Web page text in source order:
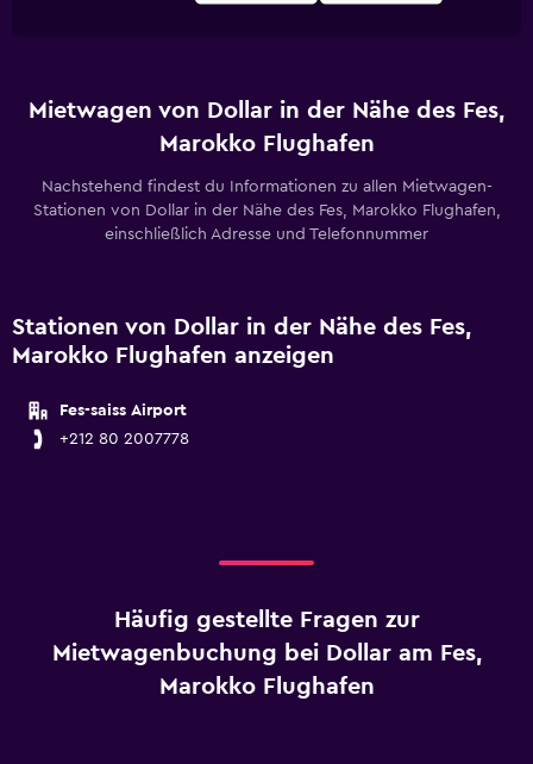
Mietwagen von Dollar in der Nähe des Fes,
Marokko Flughafen
Nachstehend findest du Informationen zu allen Mietwagen-
Stationen von Dollar in der Nähe des Fes, Marokko Flughafen,
einschließlich Adresse und Telefonnummer
Stationen von Dollar in der Nähe des Fes,
Marokko Flughafen anzeigen
Fes-saiss Airport
+212 80 2007778
Häufig gestellte Fragen zur
Mietwagenbuchung bei Dollar am Fes,
Marokko Flughafen